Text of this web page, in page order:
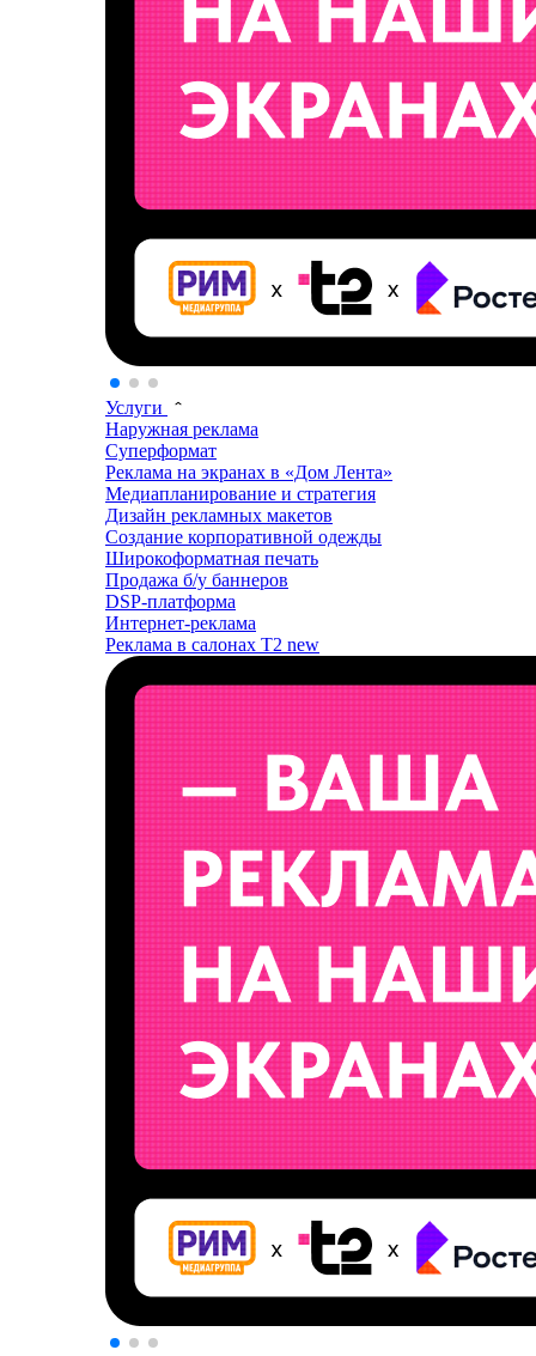
Услуги
Наружная реклама
Суперформат
Реклама на экранах в «Дом Лента»
Медиапланирование и стратегия
Дизайн рекламных макетов
Создание корпоративной одежды
Широкоформатная печать
Продажа б/у баннеров
DSP-платформа
Интернет-реклама
Реклама в салонах T2 new